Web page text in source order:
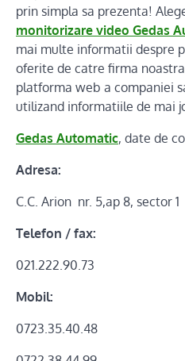
prin simpla sa prezenta!
monitorizare video Gedas
mai multe informatii despre
oferite de catre firma
platforma web a companiei
utilizand informatiile de mai
Gedas Automatic, date de
Adresa:
C.C. Arion nr. 5,ap 8, sector 1
Telefon / fax:
021.222.90.73
Mobil:
0723.35.40.48